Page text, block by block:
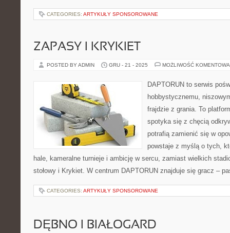
CATEGORIES: ARTYKUŁY SPONSOROWANE
ZAPASY I KRYKIET
POSTED BY ADMIN GRU - 21 - 2025 MOŻLIWOŚĆ
DAPTORUN to serwis
hobbystycznemu,
frajdzie z grania. To
spotyka się z chęcią
potrafią zamienić się w
powstaje z myślą o tych,
hale, kameralne turnieje i ambicję w sercu, zamiast wielkich
stołowy i Krykiet. W centrum DAPTORUN znajduje się gracz –
CATEGORIES: ARTYKUŁY SPONSOROWANE
DĘBNO I BIAŁOGARD